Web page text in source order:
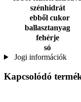
szénhidrát
ebből cukor
ballasztanyag
fehérje
só
Jogi információk
Kapcsolódó